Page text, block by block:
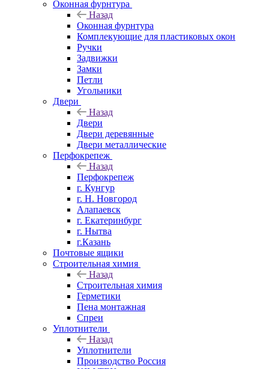
Оконная фурнтура
Назад
Оконная фурнтура
Комплекующие для пластиковых окон
Ручки
Задвижки
Замки
Петли
Угольники
Двери
Назад
Двери
Двери деревянные
Двери металлические
Перфокрепеж
Назад
Перфокрепеж
г. Кунгур
г. Н. Новгород
Алапаевск
г. Екатеринбург
г. Нытва
г.Казань
Почтовые ящики
Строительная химия
Назад
Строительная химия
Герметики
Пена монтажная
Спреи
Уплотнители
Назад
Уплотнители
Производство Россия